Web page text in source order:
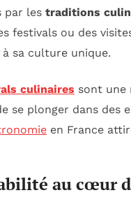
par les traditions
festivals ou des
sa culture unique.
culinaires sont une
se plonger dans des
en France
au cœur